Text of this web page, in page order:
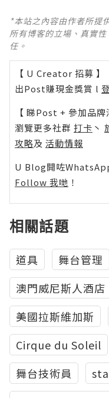
*本站之內容由作者所提
所有博客的立場、真實
任。
【 U Creator 招募 】
出Post賺現金獎賞 l
【 睇Post + 參加品牌
瀏覽更多社群 打卡 丶
攻略及 活動情報
U Blog開咗
Follow 我哋 ！
相關話題
道具 舞台管理
澳門威尼斯人酒店
美國拉斯維加斯
Cirque du Soleil
舞台技術員